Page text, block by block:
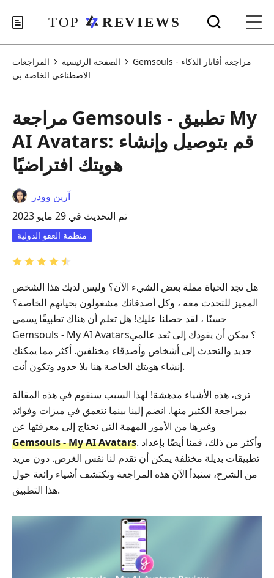
الصفحة الرئيسية المراجعات
Gemsouls - مراجعة أفاتار الذكاء
الاصطناعي الخاصة بي
مراجعة Gemsouls - تطبيق My
AI Avatars: قم بتوصيل وإنشاء
هويتك افتراضيًا
آرين وودز
تم التحديث في 29 مايو 2023
منظمة العفو الدولية
هل تجد الحياة مملة بعض الشيء الآن؟ وليس لديك هذا الشخص
المميز للتحدث معه ، وكل أصدقائك مشغولون بحياتهم الخاصة؟
حسنًا ، لقد حصلنا عليك! هل تعلم أن هناك تطبيقًا يسمى
Gemsouls - My AI Avatars؟ يمكن أن يقودك إلى بُعد عالمي
جديد والتحدث إلى أشخاص وأصدقاء مختلفين. أكثر مما يمكنك
إنشاء هويتك الخاصة هنا بلا حدود وتكون أنت.
ترى، هذه الأشياء مدهشة! لهذا السبب سنقوم في هذه المقالة
بمراجعة الكثير منها. انضم إلينا بينما نتعمق في ميزات وفوائد
وغيرها من الأمور المهمة التي نحتاج إلى معرفتها عن
Gemsouls - My AI Avatars. وأكثر من ذلك، قمنا أيضًا بإعداد
تطبيقات بديلة مختلفة يمكن أن تقدم لنا نفس الغرض. دون مزيد
من الشرح، سنبدأ الآن هذه المراجعة ونكتشف أشياء رائعة حول
هذا التطبيق.